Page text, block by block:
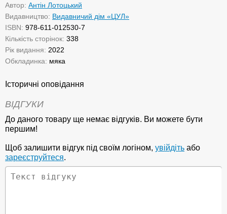
Автор: Антін Лотоцький
Видавництво: Видавничий дім «ЦУЛ»
ISBN: 978-611-012530-7
Кількість сторінок: 338
Рік видання: 2022
Обкладинка: мяка
Історичні оповідання
ВІДГУКИ
До даного товару ще немає відгуків. Ви можете бути
першим!
Щоб залишити відгук під своїм логіном, увійдіть або
зареєструйтеся.